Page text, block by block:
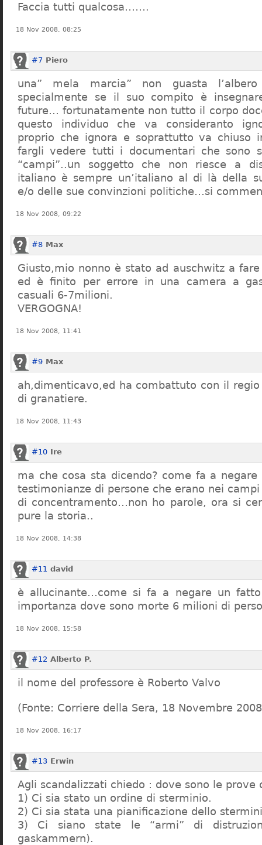
Faccia tutti qualcosa…….
18 Nov 2008, 08:25
#7 Piero
una” mela marcia” non guasta
specialmente se il suo compito è
future… fortunatamente non tutto il corpo
questo individuo che va consideranto
proprio che ignora e soprattutto va chiuso
fargli vedere tutti i documentari che sono
“campi”..un soggetto che non riesce a
italiano è sempre un’italiano al di là della
e/o delle sue convinzioni politiche…si
18 Nov 2008, 09:22
#8 Max
Giusto,mio nonno è stato ad auschwitz a
ed è finito per errore in una camera a
casuali 6-7milioni.
VERGOGNA!
18 Nov 2008, 11:41
#9 Max
ah,dimenticavo,ed ha combattuto con il
di granatiere.
18 Nov 2008, 11:43
#10 Ire
ma che cosa sta dicendo? come fa a
testimonianze di persone che erano nei campi
di concentramento…non ho parole, ora si
pure la storia..
18 Nov 2008, 14:38
#11 david
è allucinante…come si fa a negare un
importanza dove sono morte 6 milioni di
18 Nov 2008, 15:58
#12 Alberto P.
il nome del professore è Roberto Valvo
(Fonte: Corriere della Sera, 18 Novembre
18 Nov 2008, 16:17
#13 Erwin
Agli scandalizzati chiedo : dove sono le prove
1) Ci sia stato un ordine di sterminio.
2) Ci sia stata una pianificazione dello
3) Ci siano state le “armi” di
gaskammern).